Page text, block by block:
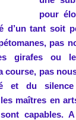
pour
d’un tant soit
pas
girafes ou
course, pas
et du
maîtres en
capables.